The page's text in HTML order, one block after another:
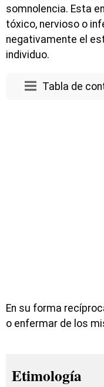
somnolencia. Esta
tóxico, nervioso o
negativamente el
individuo.
Tabla de
En su forma
o enfermar de los
Etimología